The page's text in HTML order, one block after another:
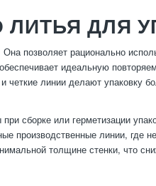
ДЛЯ
позволяет рационально
идеальную
линии делают упаковку
сборке или герметизации
производственные линии, где
толщине стенки, что